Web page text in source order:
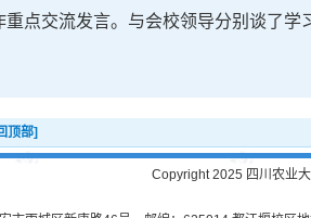
点交流发言。与会校领导分别谈了学
顶部]
Copyright 2025 四川农业